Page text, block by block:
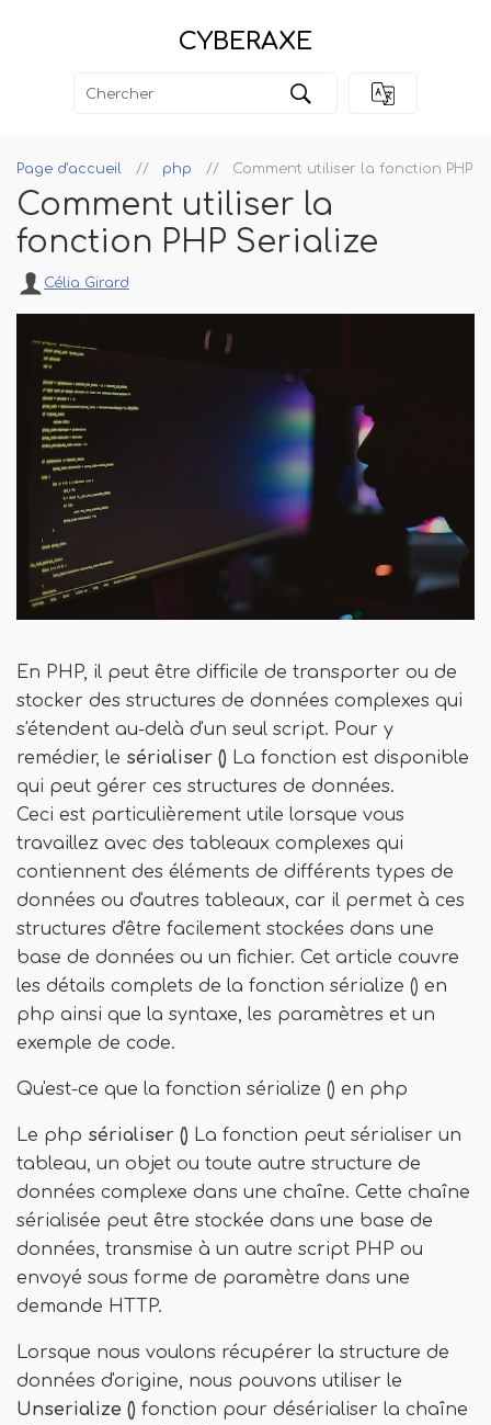
CYBERAXE
Page d'accueil php Comment utiliser la fonction PHP
Comment utiliser la
fonction PHP Serialize
Célia Girard
En PHP, il peut être difficile de transporter ou de
stocker des structures de données complexes qui
s'étendent au-delà d'un seul script. Pour y
remédier, le sérialiser () La fonction est disponible
qui peut gérer ces structures de données.
Ceci est particulièrement utile lorsque vous
travaillez avec des tableaux complexes qui
contiennent des éléments de différents types de
données ou d'autres tableaux, car il permet à ces
structures d'être facilement stockées dans une
base de données ou un fichier. Cet article couvre
les détails complets de la fonction sérialize () en
php ainsi que la syntaxe, les paramètres et un
exemple de code.
Qu'est-ce que la fonction sérialize () en php
Le php sérialiser () La fonction peut sérialiser un
tableau, un objet ou toute autre structure de
données complexe dans une chaîne. Cette chaîne
sérialisée peut être stockée dans une base de
données, transmise à un autre script PHP ou
envoyé sous forme de paramètre dans une
demande HTTP.
Lorsque nous voulons récupérer la structure de
données d'origine, nous pouvons utiliser le
Unserialize () fonction pour désérialiser la chaîne